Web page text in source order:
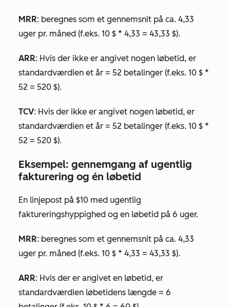
MRR: beregnes som et gennemsnit på ca. 4,33
uger pr. måned (f.eks. 10 $ * 4,33 = 43,33 $).
ARR: Hvis der ikke er angivet nogen løbetid, er
standardværdien et år = 52 betalinger (f.eks. 10 $ *
52 = 520 $).
TCV: Hvis der ikke er angivet nogen løbetid, er
standardværdien et år = 52 betalinger (f.eks. 10 $ *
52 = 520 $).
Eksempel: gennemgang af ugentlig
fakturering og én løbetid
En linjepost på $10 med ugentlig
faktureringshyppighed og en løbetid på 6 uger.
MRR: beregnes som et gennemsnit på ca. 4,33
uger pr. måned (f.eks. 10 $ * 4,33 = 43,33 $).
ARR: Hvis der er angivet en løbetid, er
standardværdien løbetidens længde = 6